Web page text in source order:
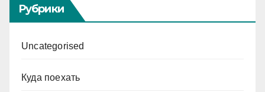
Рубрики
Uncategorised
Куда поехать